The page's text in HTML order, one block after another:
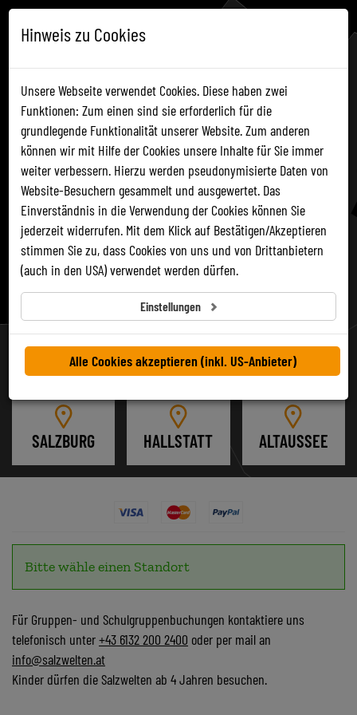
ONLINE TICKET
Jetzt unsere3Standorte
entdecken!
SALZWELTEN.AT
SALZBURG HALLSTATT ALTAUSSEE
Bitte wähle einen Standort
Für Gruppen- und Schulgruppenbuchungen kontaktiere uns
telefonisch unter+43 6132 200 2400 oder per mail an
info@salzwelten.at
Kinder dürfen die Salzwelten ab 4 Jahren besuchen.
Hinweis zu Cookies
Unsere Webseite verwendet Cookies. Diese haben zwei
Funktionen: Zum einen sind sie erforderlich für die
grundlegende Funktionalität unserer Website. Zum anderen
können wir mit Hilfe der Cookies unsere Inhalte für Sie immer
weiter verbessern. Hierzu werden pseudonymisierte Daten von
Website-Besuchern gesammelt und ausgewertet. Das
Einverständnis in die Verwendung der Cookies können Sie
jederzeit widerrufen. Mit dem Klick auf Bestätigen/Akzeptieren
stimmen Sie zu, dass Cookies von uns und von Drittanbietern
(auch in den USA) verwendet werden dürfen.
Einstellungen
Alle Cookies akzeptieren (inkl. US-Anbieter)